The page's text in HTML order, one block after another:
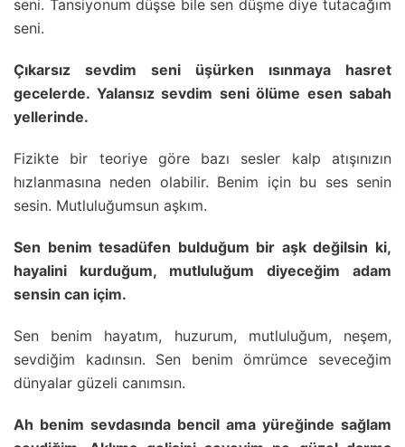
seni. Tansiyonum düşse bile sen düşme diye tutacağım
seni.
Çıkarsız sevdim seni üşürken ısınmaya hasret
gecelerde. Yalansız sevdim seni ölüme esen sabah
yellerinde.
Fizikte bir teoriye göre bazı sesler kalp atışınızın
hızlanmasına neden olabilir. Benim için bu ses senin
sesin. Mutluluğumsun aşkım.
Sen benim tesadüfen bulduğum bir aşk değilsin ki,
hayalini kurduğum, mutluluğum diyeceğim adam
sensin can içim.
Sen benim hayatım, huzurum, mutluluğum, neşem,
sevdiğim kadınsın. Sen benim ömrümce seveceğim
dünyalar güzeli canımsın.
Ah benim sevdasında bencil ama yüreğinde sağlam